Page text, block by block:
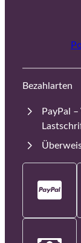
Bezahlarten
PayPal